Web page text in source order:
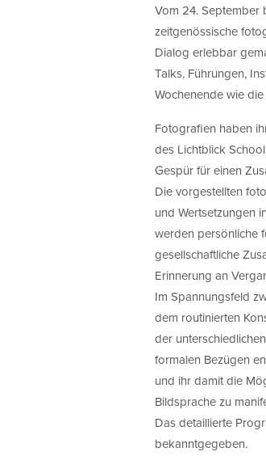
Vom 24. September
zeitgenössische
Dialog erlebbar
Talks, Führungen,
Wochenende wie
Fotografien haben
des Lichtblick
Gespür für einen
Die vorgestellten
und Wertsetzungen
werden persönliche
gesellschaftliche
Erinnerung an
Im Spannungsfeld
dem routinierten
der
formalen Bezügen
und ihr damit die
Bildsprache zu
Das detaillierte
bekanntgegeben.